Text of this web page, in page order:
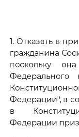
1. Отказать в
гражданина
поскольку
Федерального
Федерации", в
в
Федерации